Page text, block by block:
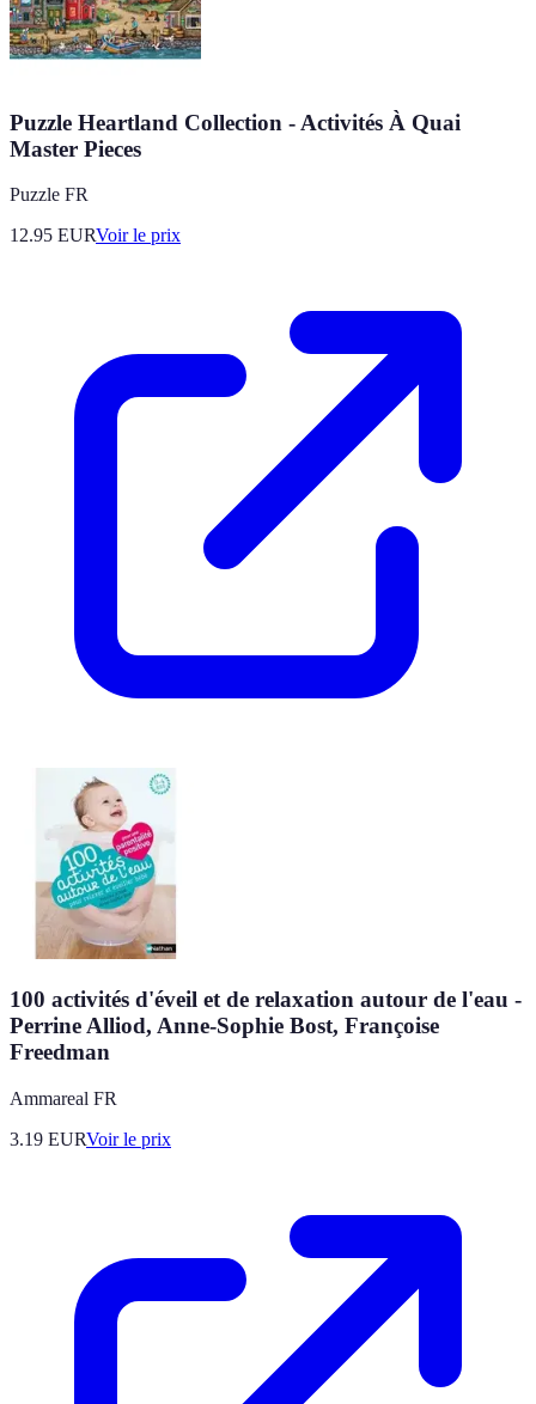
Puzzle Heartland Collection - Activités À Quai
Master Pieces
Puzzle FR
12.95 EURVoir le prix
100 activités d'éveil et de relaxation autour de l'eau -
Perrine Alliod, Anne-Sophie Bost, Françoise
Freedman
Ammareal FR
3.19 EURVoir le prix